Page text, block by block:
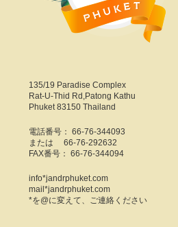
135/19 Paradise Complex
Rat-U-Thid Rd,Patong Kathu
Phuket 83150 Thailand
電話番号： 66-76-344093
または 66-76-292632
FAX番号： 66-76-344094
info*jandrphuket.com
mail*jandrphuket.com
*を@に変えて、ご連絡ください